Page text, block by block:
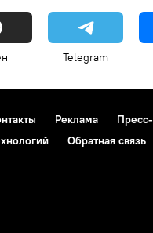
Telegram
Реклама
Обратная связь